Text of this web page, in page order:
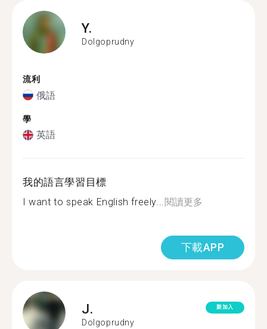
Y.
Dolgoprudny
流利
俄語
學
英語
我的語言學習目標
I want to speak English freely...閱讀更多
下載APP
J.
Dolgoprudny
新加入